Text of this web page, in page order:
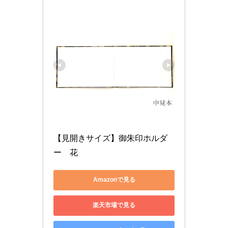
【見開きサイズ】御朱印ホルダ
Amazonで見る
楽天市場で見る